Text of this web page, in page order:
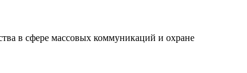
в сфере массовых коммуникаций и охране